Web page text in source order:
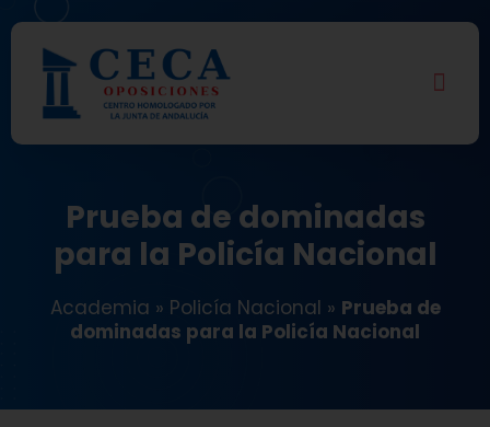
Prueba de dominadas
para la Policía Nacional
Academia » Policía Nacional » Prueba de
dominadas para la Policía Nacional